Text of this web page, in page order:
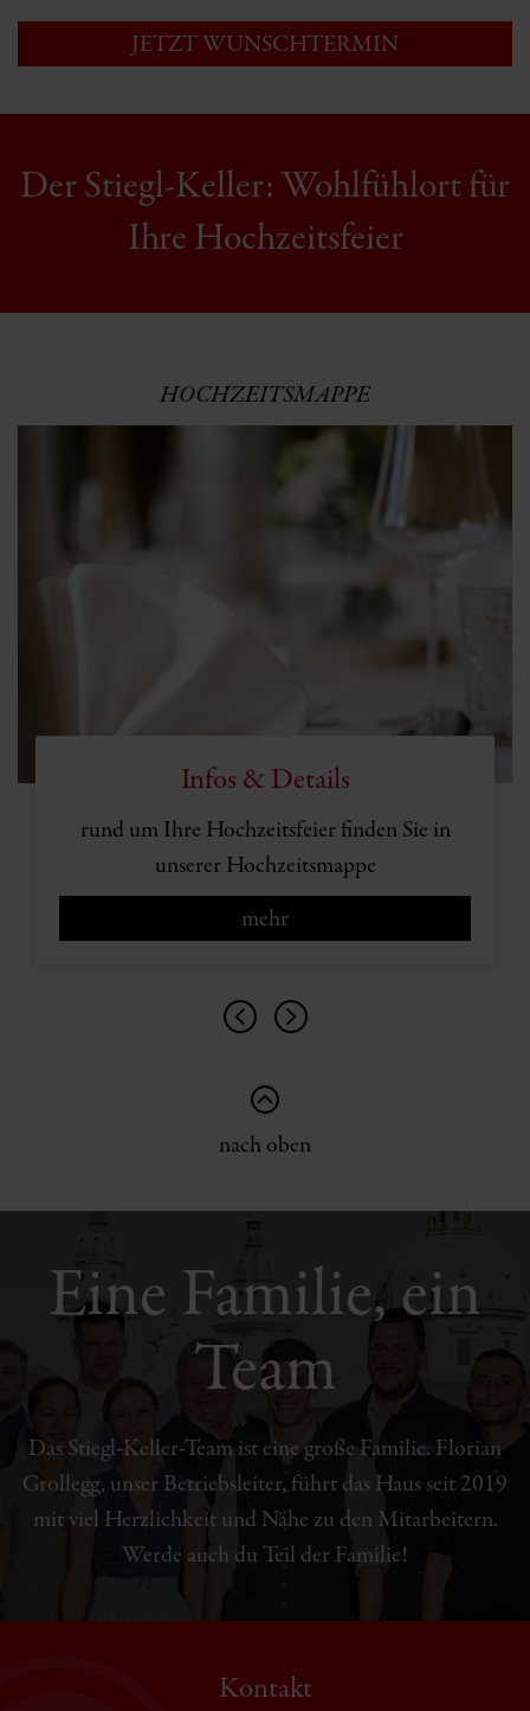
JETZT WUNSCHTERMIN
Der Stiegl-Keller: Wohlfühlort für
Ihre Hochzeitsfeier
HOCHZEITSMAPPE
Infos & Details
rund um Ihre Hochzeitsfeier finden Sie in
unserer Hochzeitsmappe
mehr
nach oben
Eine Familie, ein
Team
Das Stiegl-Keller-Team ist eine große Familie. Florian
Grollegg, unser Betriebsleiter, führt das Haus seit 2019
mit viel Herzlichkeit und Nähe zu den Mitarbeitern.
Werde auch du Teil der Familie!
Kontakt